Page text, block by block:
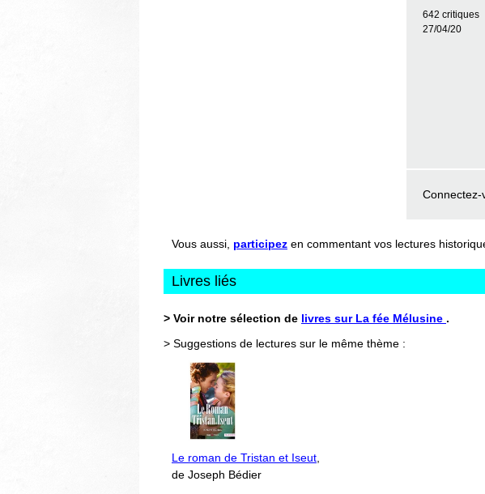
642 critiques
27/04/20
Connectez-
Vous aussi, participez en commentant vos lectures
Livres liés
> Voir notre sélection de livres sur La fée Mélusine .
> Suggestions de lectures sur le même thème :
Le roman de Tristan et Iseut,
de Joseph Bédier